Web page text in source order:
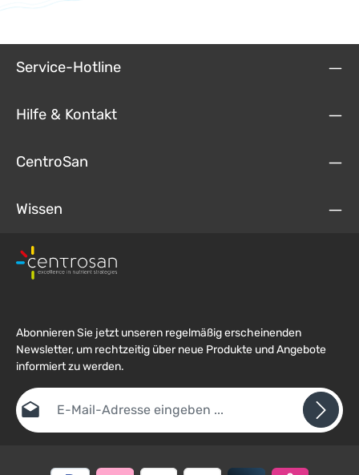
Service-Hotline
Hilfe & Kontakt
CentroSan
Wissen
Abonnieren Sie jetzt unseren regelmäßig erscheinenden
Newsletter, um rechtzeitig über neue Produkte und Angebote
informiert zu werden.
E-Mail-Adresse*